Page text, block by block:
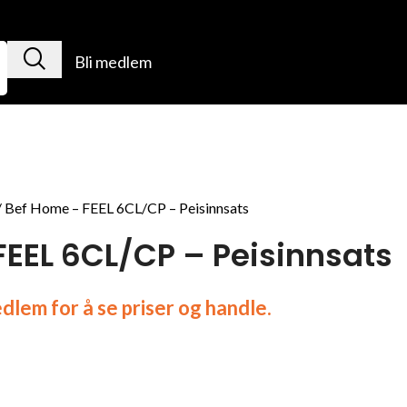
Bli medlem
Bef Home – FEEL 6CL/CP – Peisinnsats
6CL/CP – Peisinnsats
for å se priser og handle.